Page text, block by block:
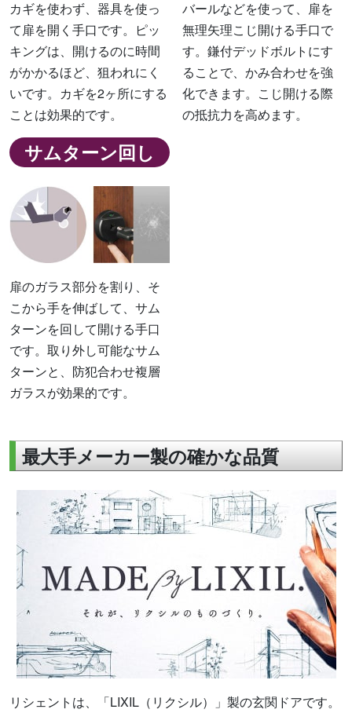
カギを使わず、器具を使っ
て扉を開く手口です。ピッ
キングは、開けるのに時間
がかかるほど、狙われにく
いです。カギを2ヶ所にする
ことは効果的です。
バールなどを使って、扉を
無理矢理こじ開ける手口で
す。鎌付デッドボルトにす
ることで、かみ合わせを強
化できます。こじ開ける際
の抵抗力を高めます。
サムターン回し
扉のガラス部分を割り、そ
こから手を伸ばして、サム
ターンを回して開ける手口
です。取り外し可能なサム
ターンと、防犯合わせ複層
ガラスが効果的です。
最大手メーカー製の確かな品質
リシェントは、「LIXIL（リクシル）」製の玄関ドアです。